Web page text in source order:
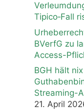
Tipico‑Fall
BVerfG zu
Access-
BGH hält
Streaming-
21. April